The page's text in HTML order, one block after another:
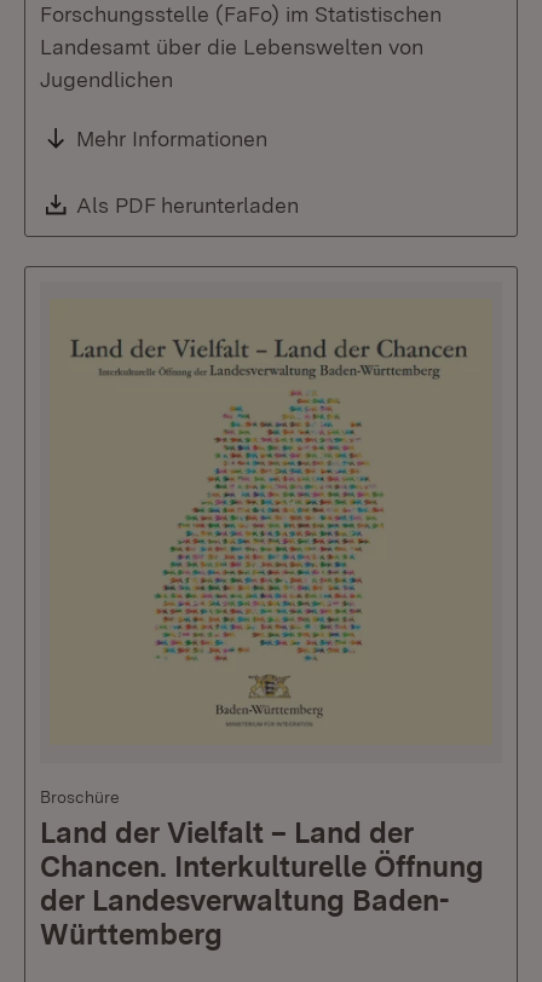
Forschungsstelle (FaFo) im Statistischen
Landesamt über die Lebenswelten von
Jugendlichen
Mehr Informationen
Download:
Als PDF herunterladen
Broschüre
Land der Vielfalt – Land der
Chancen. Interkulturelle Öffnung
der Landesverwaltung Baden-
Württemberg